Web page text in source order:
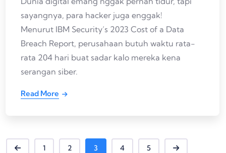
sayangnya, para hacker juga enggak!
Menurut IBM Security’s 2023 Cost of a Data
Breach Report, perusahaan butuh waktu rata-
rata 204 hari buat sadar kalo mereka kena
serangan siber.
Read More
1 2 3 4 5